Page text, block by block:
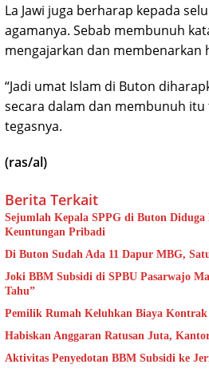
La Jawi juga berharap kepada
agamanya. Sebab membunuh
mengajarkan dan membenarkan
“Jadi umat Islam di Buton
secara dalam dan membunuh itu
tegasnya.
(ras/al)
Berita Terkait
Sejumlah Kepala SPPG di Buton
Keuntungan Pribadi
Di Buton Sudah Ada 11 Dapur MBG,
Joki BBM Subsidi di SPBU Pasarwajo
Tahu”
Pemilik Rumah Keluhkan Biaya
Habiskan Anggaran Ratusan Juta,
Aktivitas Penyedotan BBM Subsidi ke